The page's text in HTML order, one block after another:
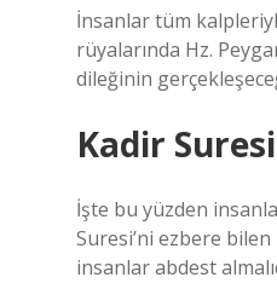
İnsanlar tüm
rüyalarında Hz.
dileğinin
Kadir
İşte bu yüzden
Suresi’ni ezbere
insanlar abdest